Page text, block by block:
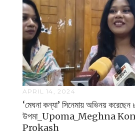
APRIL 14, 2024
‘মেঘনা কন্যা’ সিনেমায় অভিনয় করেছেন
উপমা_Upoma_Meghna
Prokash